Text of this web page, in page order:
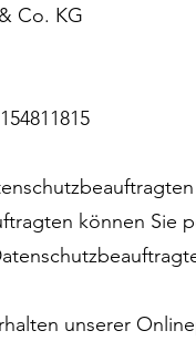
Co. KG
können Sie
unserer